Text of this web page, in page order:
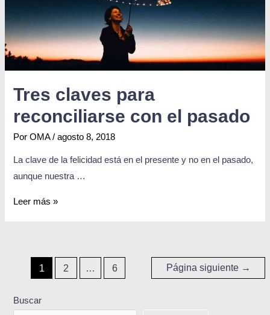
Tres claves para
reconciliarse con el pasado
PorOMA /agosto 8, 2018
La clave de la felicidad está en el presente y no en el pasado,
aunque nuestra …
Leer más »
1 2 … 6 Página siguiente →
Buscar